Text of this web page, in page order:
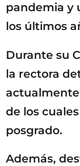
pandemia y
los últimos
Durante su
la rectora
de los
posgrado.
Además,